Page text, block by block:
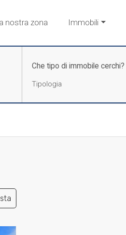
nostra zona Immobili
Che tipo di immobile cerchi?